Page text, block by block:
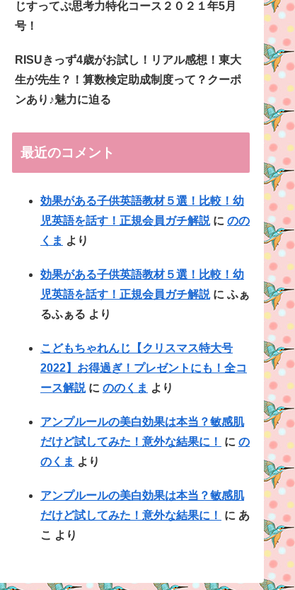
じすってぷ思考力特化コース２０２１年5月
号！
RISUきっず4歳がお試し！リアル感想！東大
生が先生？！算数検定助成制度って？クーポ
ンあり♪魅力に迫る
最近のコメント
効果がある子供英語教材５選！比較！幼
児英語を話す！正規会員ガチ解説に のの
くま より
効果がある子供英語教材５選！比較！幼
児英語を話す！正規会員ガチ解説に ふぁ
るふぁる より
こどもちゃれんじ【クリスマス特大号
2022】お得過ぎ！プレゼントにも！全コ
ース解説に ののくま より
アンプルールの美白効果は本当？敏感肌
だけど試してみた！意外な結果に！
に の
のくま より
アンプルールの美白効果は本当？敏感肌
だけど試してみた！意外な結果に！
に あ
こ より